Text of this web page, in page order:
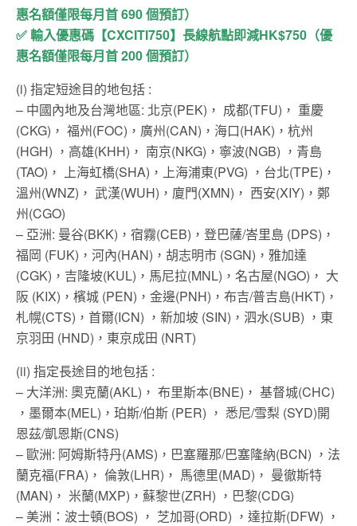
惠名額僅限每月首 690 個預訂）
✅ 輸入優惠碼【CXCITI750】長線航點即減HK$750（優
惠名額僅限每月首 200 個預訂）
(i) 指定短途目的地包括 :
– 中國內地及台灣地區: 北京(PEK)， 成都(TFU)， 重慶
(CKG)， 福州(FOC)，廣州(CAN)，海口(HAK)，杭州
(HGH) ，高雄(KHH)， 南京(NKG)，寧波(NGB) ，青島
(TAO)， 上海虹橋(SHA)，上海浦東(PVG) ，台北(TPE)，
溫州(WNZ)， 武漢(WUH)，廈門(XMN)， 西安(XIY)，鄭
州(CGO)
– 亞洲: 曼谷(BKK)，宿霧(CEB)，登巴薩/峇里島 (DPS)，
福岡 (FUK)，河內(HAN)，胡志明市 (SGN)，雅加達
(CGK)，吉隆坡(KUL)，馬尼拉(MNL)，名古屋(NGO)， 大
阪 (KIX)，檳城 (PEN)，金邊(PNH)，布吉/普吉島(HKT)，
札幌(CTS)，首爾(ICN) ，新加坡 (SIN)，泗水(SUB) ，東
京羽田 (HND)，東京成田 (NRT)
(ii) 指定長途目的地包括 :
– 大洋洲: 奧克蘭(AKL)， 布里斯本(BNE)， 基督城(CHC)
，墨爾本(MEL)，珀斯/伯斯 (PER) ， 悉尼/雪梨 (SYD)開
恩茲/凱恩斯(CNS)
– 歐洲: 阿姆斯特丹(AMS)，巴塞羅那/巴塞隆納(BCN) ，法
蘭克福(FRA)， 倫敦(LHR)， 馬德里(MAD)， 曼徹斯特
(MAN)， 米蘭(MXP)，蘇黎世(ZRH) ，巴黎(CDG)
– 美洲：波士頓(BOS) ， 芝加哥(ORD) ，達拉斯(DFW) ，